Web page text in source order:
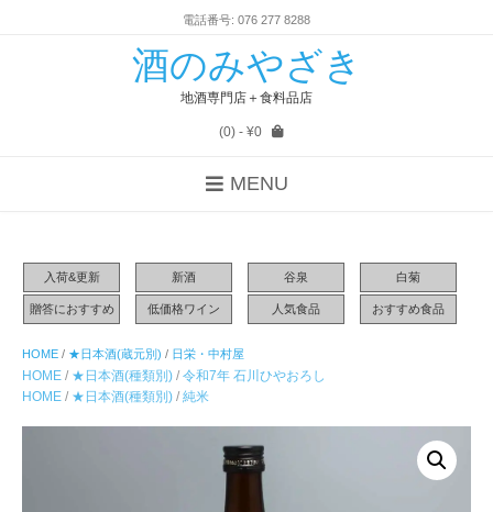
電話番号: 076 277 8288
酒のみやざき
地酒専門店＋食料品店
(0)- ¥0
MENU
入荷&更新 新酒 谷泉 白菊
贈答におすすめ 低価格ワイン 人気食品 おすすめ食品
HOME / ★日本酒(蔵元別) / 日栄・中村屋
HOME / ★日本酒(種類別) / 令和7年 石川ひやおろし
HOME / ★日本酒(種類別) / 純米